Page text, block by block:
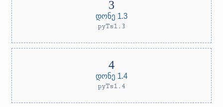
დონე 1.3
pyTs1.3
დონე 1.4
pyTs1.4